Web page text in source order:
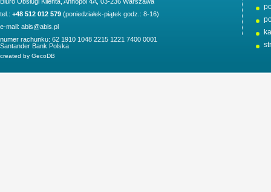
tel.: +48 512 012 579 (poniedziałek-piątek godz.: 8-16)
e-mail: abis@abis.pl
numer rachunku: 62 1910 1048 2215 1221 7400 0001
Santander Bank Polska
created by GecoDB